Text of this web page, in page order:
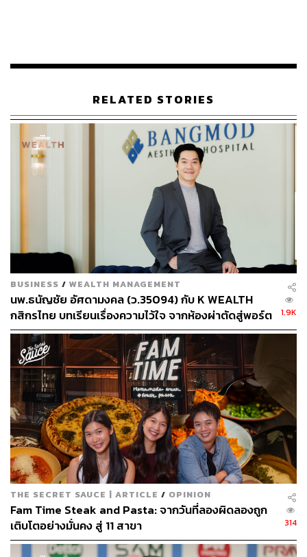
ส่วนแรก เอาใจคอเพลงที่คิดถึงดนตรีสดกับรายการLEO
คืนให้มาโชว์ฝีมือเต็มที่ เพื่อสร้างรายได้ในช่วงที่ร้านเหล้าปิด
พฤหัสบดี ตั้งแต่เวลา 18.00 น. เป็นต้นไป
ส่วนที่สอง ตื่นเต้นไปกับรูปแบบรายการสุดฮิตอย่างการ
‘Unbox’ หรือ เปิดกล่อง ในรายการLEO Box Stage
ที่จะช่วย
เหลือและให้โอกาสผู้ประกอบการ SMEs ในการโปรโมต
สินค้า และยังมีดนตรีมันๆ จากศิลปินชื่อดัง อาทิ เอิ๊ต ภัทรวี,
Season Five, สงกรานต์ และ Three Man Down ที่จะมาร่วม
เปิดกล่องไปด้วยกัน ทุกวันเสาร์ เวลา 20.00 น. เป็นต้นไป
RELATED STORIES
BUSINESS / WEALTH MANAGEMENT
นพ.ธนัญชัย อัศดามงคล (ว.35094) กับ K WEALTH
กสิกรไทย บทเรียนเรื่องความไว้ใจ จากห้องผ่าตัดสู่พอร์ต
การลงทุน [เนื้อหาสนับสนุนโดยธนาคารกสิกรไทย]
1.9K
THE SECRET SAUCE | ARTICLE / OPINION
Fam Time Steak and Pasta: จากวันที่ลองผิดลองถูก
เติบโตอย่างมั่นคง สู่ 11 สาขา
314